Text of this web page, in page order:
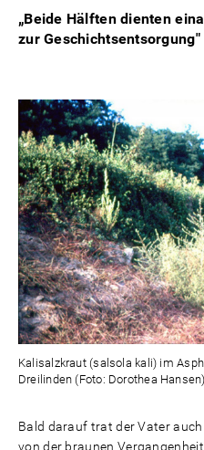
„Beide Hälften dienten
zur Geschichtsentsorgung"
Kalisalzkraut (salsola kali) im
Dreilinden (Foto: Dorothea Hansen)
Bald darauf trat der Vater
von der braunen